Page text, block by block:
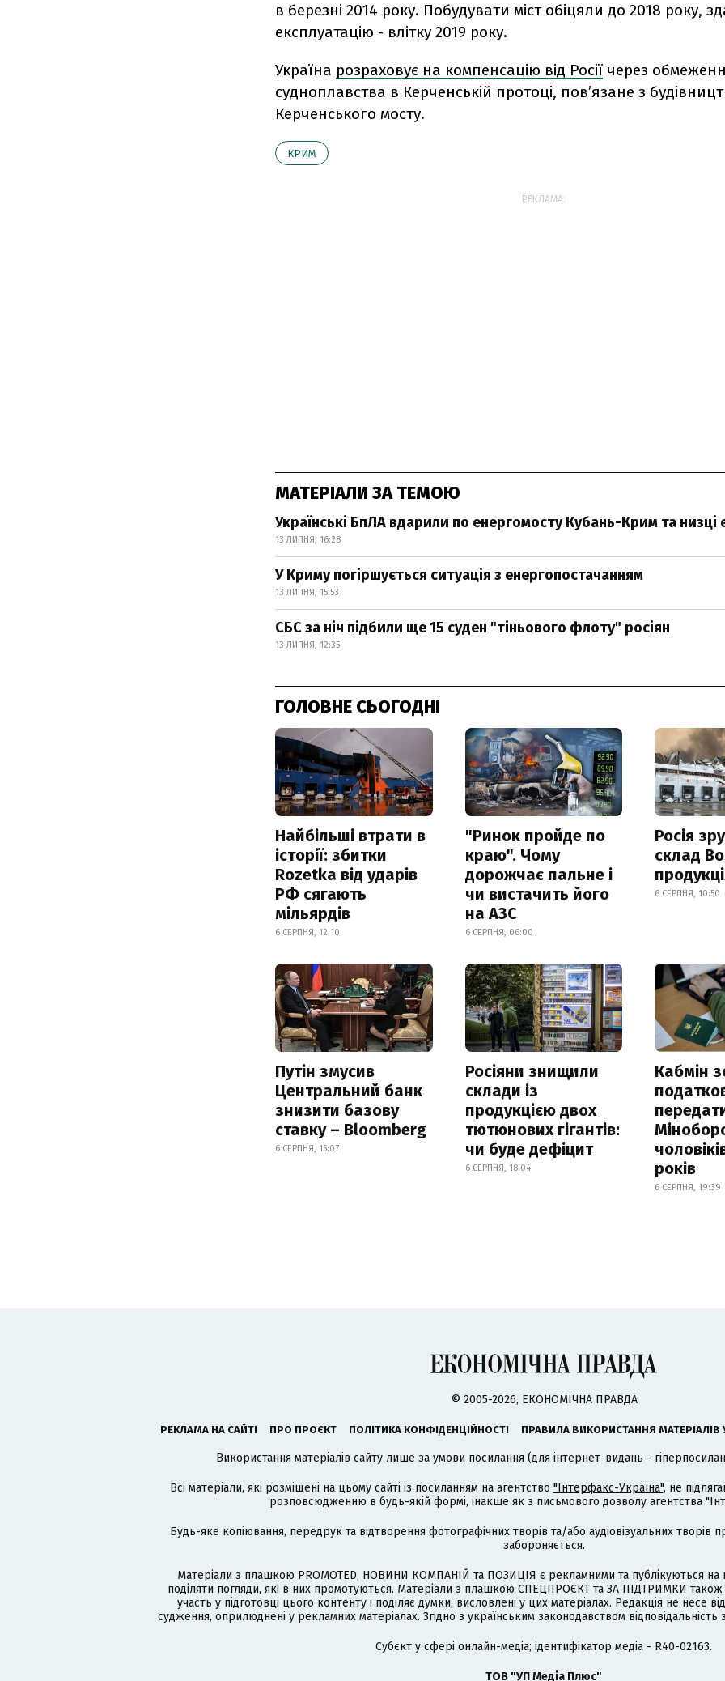
в березні 2014 року. Побудувати міст обіцяли до 2018 року,
експлуатацію - влітку 2019 року.
Україна розраховує на компенсацію від Росії через
судноплавства в Керченській протоці, пов’язане з
Керченського мосту.
КРИМ
РЕКЛАМА:
МАТЕРІАЛИ ЗА ТЕМОЮ
Українські БпЛА вдарили по енергомосту Кубань-Крим та низці
13 ЛИПНЯ, 16:28
У Криму погіршується ситуація з енергопостачанням
13 ЛИПНЯ, 15:53
СБС за ніч підбили ще 15 суден "тіньового флоту" росіян
13 ЛИПНЯ, 12:35
ГОЛОВНЕ СЬОГОДНІ
Найбільші втрати в
історії: збитки
Rozetka від ударів
РФ сягають
мільярдів
6 СЕРПНЯ, 12:10
"Ринок пройде по
краю". Чому
дорожчає пальне і
чи вистачить його
на АЗС
6 СЕРПНЯ, 06:00
Росія
склад
6 СЕРПНЯ, 10:50
Путін змусив
Центральний банк
знизити базову
ставку – Bloomberg
6 СЕРПНЯ, 15:07
Росіяни знищили
склади із
продукцією двох
тютюнових гігантів:
чи буде дефіцит
6 СЕРПНЯ, 18:04
Кабмін
років
6 СЕРПНЯ, 19:39
© 2005-2026, ЕКОНОМІЧНА ПРАВДА
РЕКЛАМА НА САЙТІ ПРО ПРОЄКТ ПОЛІТИКА КОНФІДЕНЦІЙНОСТІ ПРАВИЛА ВИКОРИСТАННЯ МАТЕРІАЛІВ
Використання матеріалів сайту лише за умови посилання (для інтернет-видань -
Всі матеріали, які розміщені на цьому сайті із посиланням на агентство "Інтерфакс-Україна", не
розповсюдженню в будь-якій формі, інакше як з письмового дозволу агентства
Будь-яке копіювання, передрук та відтворення фотографічних творів та/або аудіовізуальних
забороняється.
Матеріали з плашкою PROMOTED, НОВИНИ КОМПАНІЙ та ПОЗИЦІЯ є рекламними та публікуються на
поділяти погляди, які в них промотуються. Матеріали з плашкою СПЕЦПРОЄКТ та ЗА ПІДТРИМКИ
участь у підготовці цього контенту і поділяє думки, висловлені у цих матеріалах. Редакція не несе
судження, оприлюднені у рекламних матеріалах. Згідно з українським законодавством
Cубєкт у сфері онлайн-медіа; ідентифікатор медіа - R40-02163.
ТОВ "УП Медіа Плюс"